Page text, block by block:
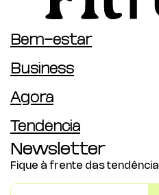
Bem-estar
Business
Agora
Tendência
Newsletter
Fique à frente das